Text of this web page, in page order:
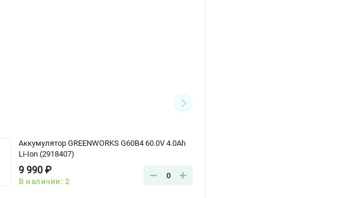
Аккумулятор GREENWORKS G60B4 60.0V 4.0Ah
Li-Ion (2918407)
9 990 ₽
В наличии: 2
0